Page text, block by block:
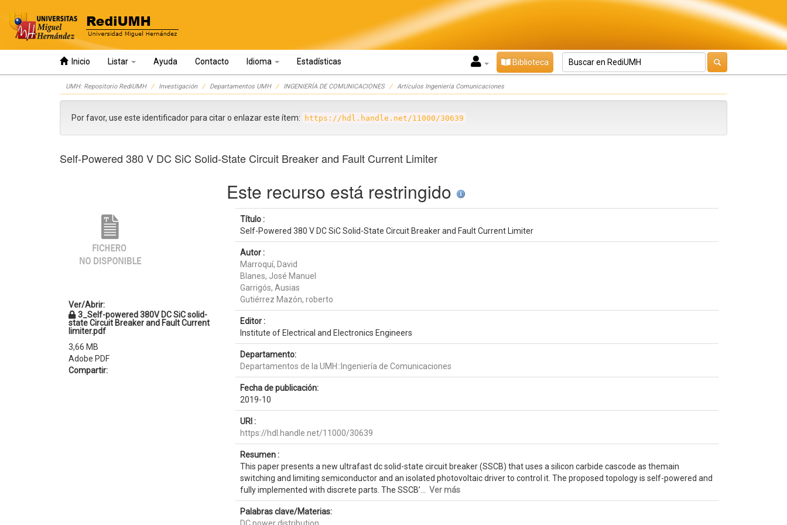
Inicio Listar Ayuda Contacto Idioma Estadísticas Biblioteca
UMH: Repositorio RediUMH Investigación Departamentos UMH INGENIERÍA DE COMUNICACIONES Artículos Ingeniería Comunicaciones
Por favor, use este identificador para citar o enlazar este ítem: https://hdl.handle.net/11000/30639
Self-Powered 380 V DC SiC Solid-State Circuit Breaker and Fault Current Limiter
Ver/Abrir:
3_Self-powered 380V DC SiC solid-
state Circuit Breaker and Fault Current
limiter.pdf
3,66 MB
Adobe PDF
Compartir:
Este recurso está restringido
Título :
Self-Powered 380 V DC SiC Solid-State Circuit Breaker and Fault Current Limiter
Autor :
Marroquí, David
Blanes, José Manuel
Garrigós, Ausias
Gutiérrez Mazón, roberto
Editor :
Institute of Electrical and Electronics Engineers
Departamento:
Departamentos de la UMH::Ingeniería de Comunicaciones
Fecha de publicación:
2019-10
URI :
https://hdl.handle.net/11000/30639
Resumen :
This paper presents a new ultrafast dc solid-state circuit breaker (SSCB) that uses a silicon carbide cascode as themain
switching and limiting semiconductor and an isolated photovoltaic driver to control it. The proposed topology is self-powered and
fully implemented with discrete parts. The SSCB’... Ver más
Palabras clave/Materias: